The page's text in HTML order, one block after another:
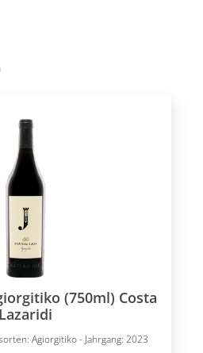
(750ml) Costa
Lazaridi
Agiorgitiko - Jahrgang: 2023